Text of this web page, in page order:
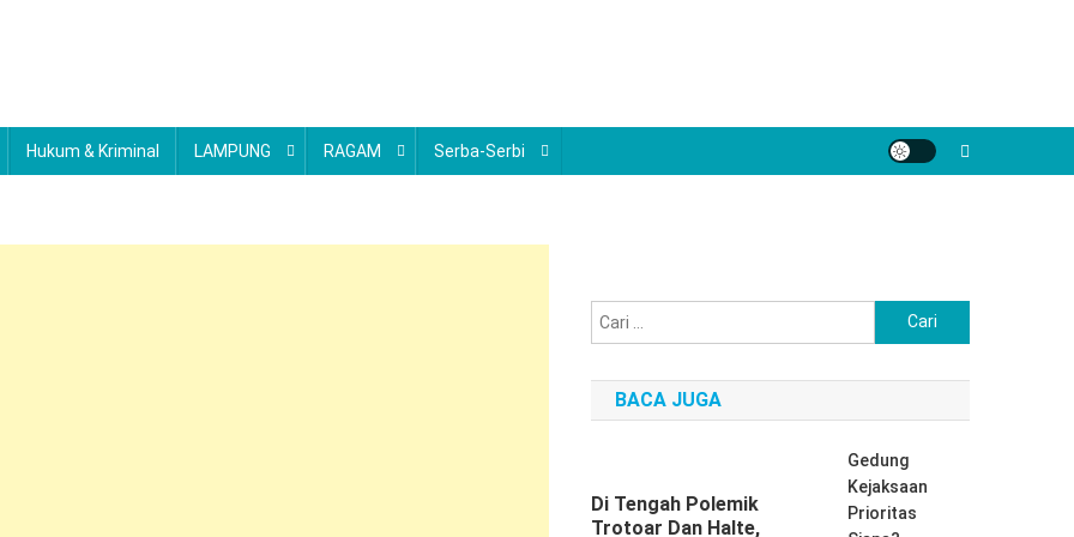
Hukum & Kriminal LAMPUNG RAGAM Serba-Serbi
untuk:
BACA JUGA
Di Tengah Polemik
Trotoar Dan Halte,
Gedung
Kejaksaan
Prioritas